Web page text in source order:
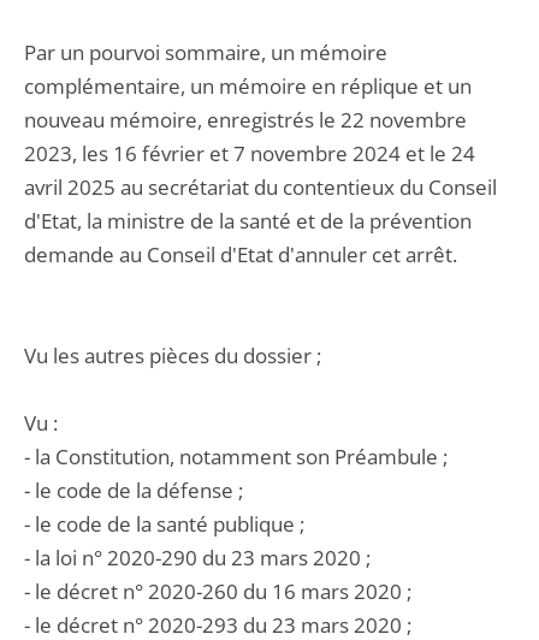
Par un pourvoi sommaire, un mémoire
complémentaire, un mémoire en réplique et un
nouveau mémoire, enregistrés le 22 novembre
2023, les 16 février et 7 novembre 2024 et le 24
avril 2025 au secrétariat du contentieux du Conseil
d'Etat, la ministre de la santé et de la prévention
demande au Conseil d'Etat d'annuler cet arrêt.
Vu les autres pièces du dossier ;
Vu :
- la Constitution, notamment son Préambule ;
- le code de la défense ;
- le code de la santé publique ;
- la loi n° 2020-290 du 23 mars 2020 ;
- le décret n° 2020-260 du 16 mars 2020 ;
- le décret n° 2020-293 du 23 mars 2020 ;